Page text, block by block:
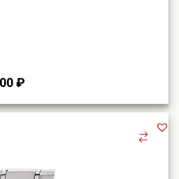
₽
35900,00 ₽.